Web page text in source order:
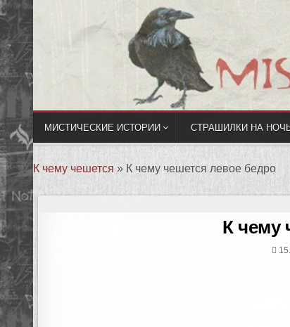
МИСТИЧЕСКИЕ ИСТОРИИ СТРАШИЛКИ НА
К чему чешется » К чему чешется левое бедро
К чему